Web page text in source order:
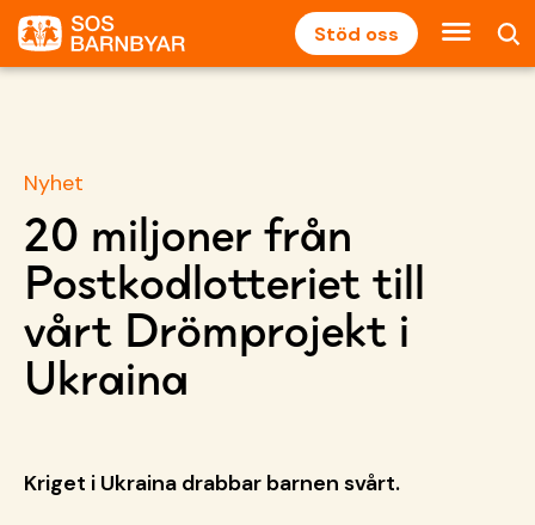
Stöd oss
Nyhet
20 miljoner från
Postkodlotteriet till
vårt Drömprojekt i
Ukraina
Kriget i Ukraina drabbar barnen svårt.